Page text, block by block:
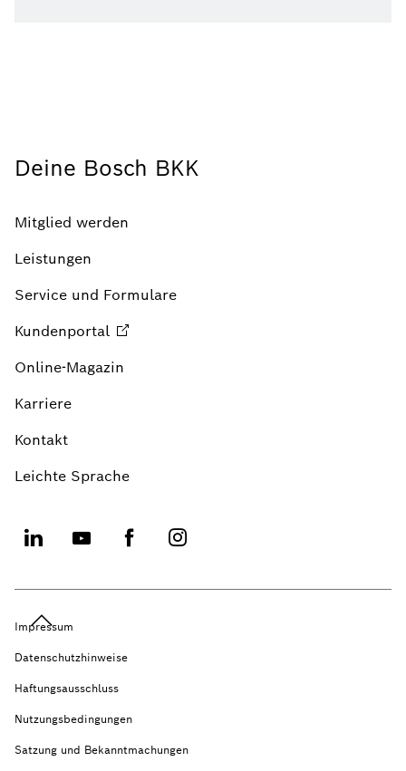
Deine Bosch BKK
Mitglied werden
Leistungen
Service und Formulare
Kundenportal
Online-Magazin
Karriere
Kontakt
Leichte Sprache
Impressum
Datenschutzhinweise
Haftungsausschluss
Nutzungsbedingungen
Satzung und Bekanntmachungen